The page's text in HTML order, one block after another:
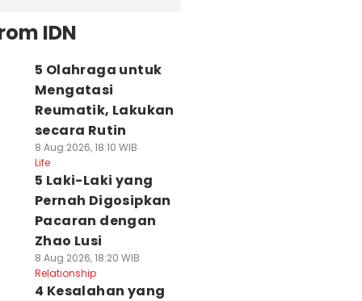
IDN
5 Olahraga untuk
Mengatasi
Reumatik, Lakukan
secara Rutin
8 Aug 2026, 18:10 WIB
Life
5 Laki-Laki yang
Pernah Digosipkan
Pacaran dengan
Zhao Lusi
8 Aug 2026, 18:20 WIB
Relationship
4 Kesalahan yang